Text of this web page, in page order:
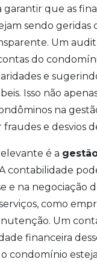
que as
sendo geridas
Um
do
e
Isso não
na
e desvios
é a
contabilidade
e na negociação
como
Um
financeira
condomínio